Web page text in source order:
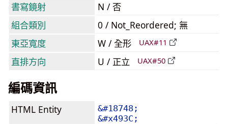
書寫鏡射
N / 否
組合類別
0 / Not_Reordered; 無
東亞寬度
W / 全形 UAX#11
直排方向 U / 正立 UAX#50
編碼資訊
HTML Entity
&#18748;
&#x493C;